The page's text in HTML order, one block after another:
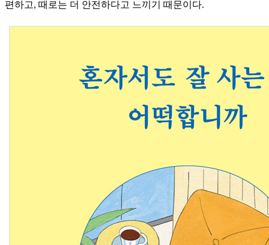
편하고, 때로는 더 안전하다고 느끼기 때문이다.